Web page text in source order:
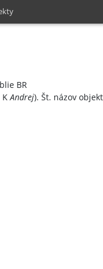
BR
KAndrej). Št. názov